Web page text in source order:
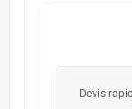
Devis